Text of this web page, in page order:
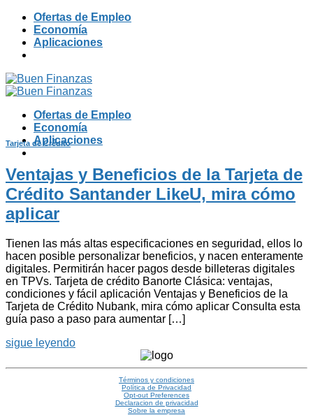
Skip
content
Ofertas de Empleo
Economía
Aplicaciones
Ofertas de Empleo
Economía
Aplicaciones
Tarjeta de Crédito
Ventajas y Beneficios de la Tarjeta de
Crédito Santander LikeU, mira cómo
aplicar
Tienen las más altas especificaciones en seguridad, ellos lo
hacen posible personalizar beneficios, y nacen enteramente
digitales. Permitirán hacer pagos desde billeteras digitales
en TPVs. Tarjeta de crédito Banorte Clásica: ventajas,
condiciones y fácil aplicación Ventajas y Beneficios de la
Tarjeta de Crédito Nubank, mira cómo aplicar Consulta esta
guía paso a paso para aumentar […]
sigue leyendo
Términos y condiciones
Política de Privacidad
Opt-out Preferences
Declaracion de privacidad
Sobre la empresa